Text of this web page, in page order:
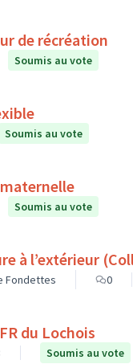
de récréation
Soumis au vote
Soumis au vote
Soumis au vote
Fondettes 0
du Lochois
Soumis au vote